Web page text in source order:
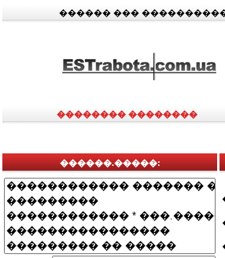
������ ���
�������� ��������
������.�����: